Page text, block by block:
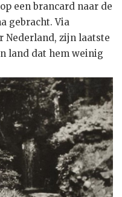
een brancard naar de
gebracht. Via
Nederland, zijn laatste
land dat hem weinig